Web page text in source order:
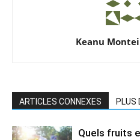
Keanu
ARTICLES CONNEXES PLUS
Quels fruits